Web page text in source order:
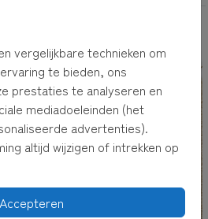
vergelijkbare technieken om
te bieden, ons
prestaties te analyseren en
mediadoeleinden (het
advertenties).
altijd wijzigen of intrekken op
Accepteren